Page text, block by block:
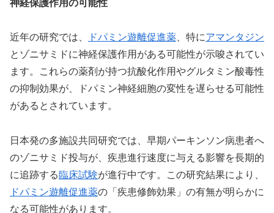
神経保護作用の可能性
近年の研究では、 ドパミン遊離促進薬 、特にアマンタジン
とゾニサミドに神経保護作用がある可能性が示唆されてい
ます。これらの薬剤が持つ抗酸化作用やグルタミン酸毒性
の抑制効果が、ドパミン神経細胞の変性を遅らせる可能性
があるとされています。
日本発の多施設共同研究では、早期パーキンソン病患者へ
のゾニサミド投与が、疾患進行速度に与える影響を長期的
に追跡する臨床試験が進行中です。この研究結果により、
ドパミン遊離促進薬の「疾患修飾効果」の有無が明らかに
なる可能性があります。